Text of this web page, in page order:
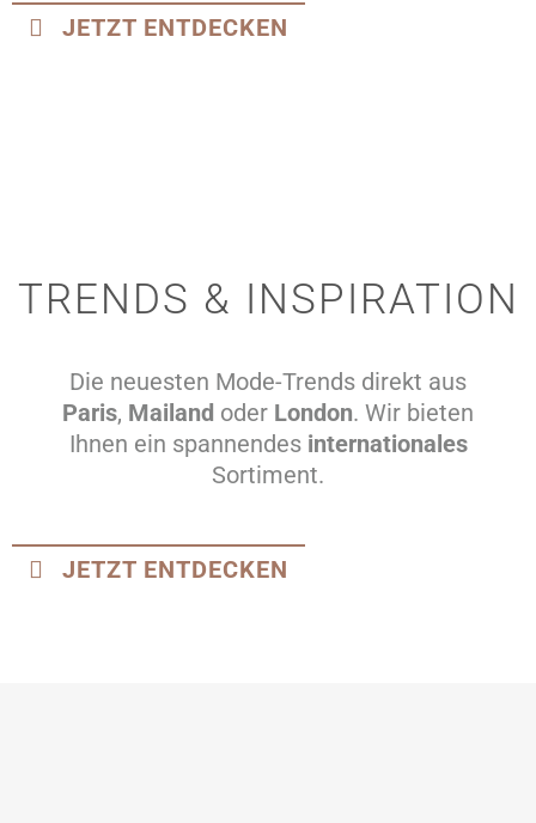
JETZT ENTDECKEN
TRENDS & INSPIRATION
Die neuesten Mode-Trends direkt aus
Paris, Mailand oder London. Wir bieten
Ihnen ein spannendes internationales
Sortiment.
JETZT ENTDECKEN